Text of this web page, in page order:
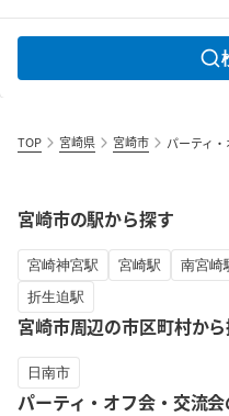
TOP 宮崎県 宮崎市 パーティ
宮崎市の駅から探す
宮崎神宮駅 宮崎駅 南宮崎
折生迫駅
宮崎市周辺の市区町村か
日南市
パーティ・オフ会・交流